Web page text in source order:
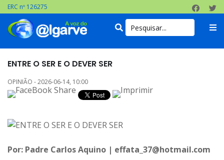
ERC nº 126275
ENTRE O SER E O DEVER SER
OPINIÃO - 2026-06-14, 10:00
Por: Padre Carlos Aquino | effata_37@hotmail.com